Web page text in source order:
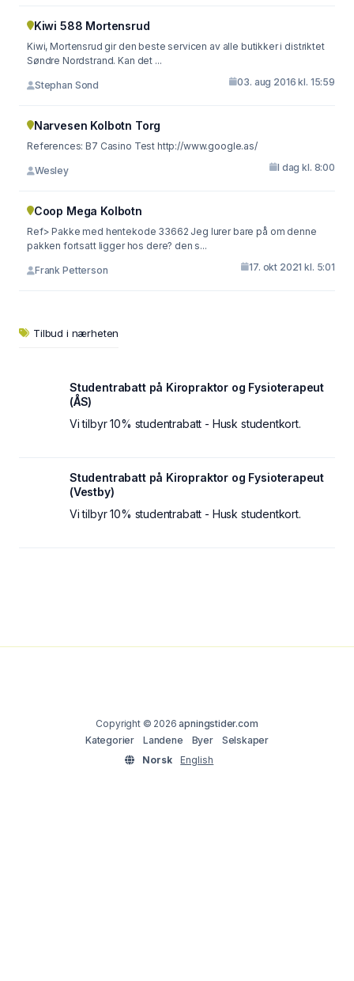
Kiwi 588 Mortensrud
Kiwi, Mortensrud gir den beste servicen av alle butikker i distriktet
Søndre Nordstrand. Kan det ...
Stephan Sond 03. aug 2016 kl. 15:59
Narvesen Kolbotn Torg
References: B7 Casino Test http://www.google.as/
Wesley I dag kl. 8:00
Coop Mega Kolbotn
Ref> Pakke med hentekode 33662 Jeg lurer bare på om denne
pakken fortsatt ligger hos dere? den s...
Frank Petterson 17. okt 2021 kl. 5:01
Tilbud i nærheten
Studentrabatt på Kiropraktor og Fysioterapeut
(ÅS)
Vi tilbyr 10% studentrabatt - Husk studentkort.
Studentrabatt på Kiropraktor og Fysioterapeut
(Vestby)
Vi tilbyr 10% studentrabatt - Husk studentkort.
Copyright © 2026apningstider.com
Kategorier
Landene Byer
Selskaper
Norsk
English